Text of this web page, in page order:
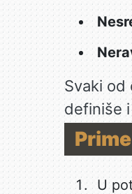
Svaki od
definiše
U